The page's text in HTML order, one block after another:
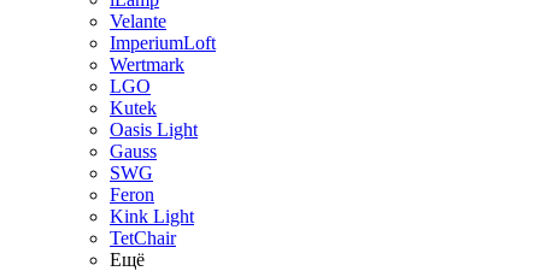
Velante
ImperiumLoft
Wertmark
LGO
Kutek
Oasis Light
Gauss
SWG
Feron
Kink Light
TetСhair
Ещё